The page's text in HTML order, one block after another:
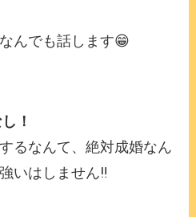
でも話します😁
！
なんて、絶対成婚なん
いはしません‼️